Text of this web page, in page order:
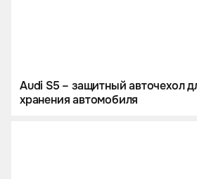
Audi S5 – защитный авточехол
хранения автомобиля